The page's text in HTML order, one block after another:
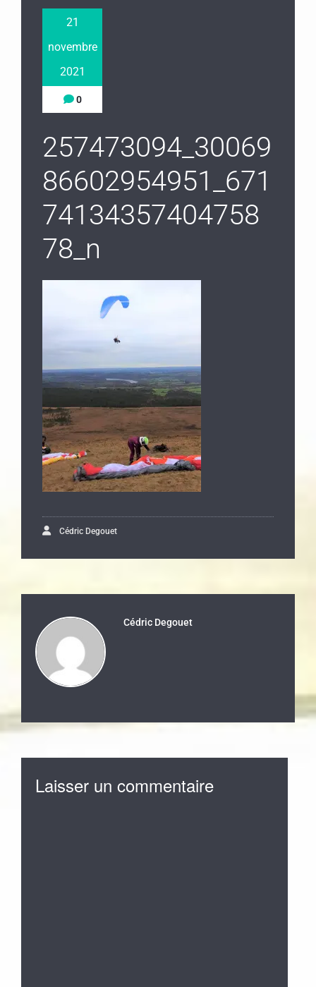
21
novembre
2021
0
257473094_30069
86602954951_671
74134357404758
78_n
Cédric Degouet
Cédric Degouet
Laisser un commentaire